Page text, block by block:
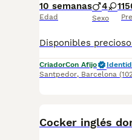
10 semanas
Edad
4 1
Sexo
CriadorCon Afijo
Santpedor, Barcelona
Cocker inglés